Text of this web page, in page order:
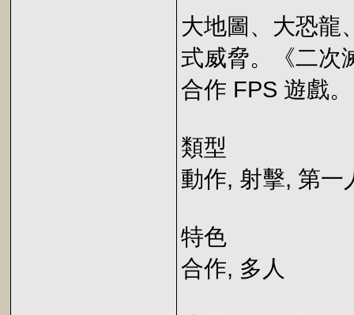
大地圖、大恐龍
式威脅。《二次
合作 FPS 遊戲。
類型
動作, 射擊, 第一
特色
合作, 多人